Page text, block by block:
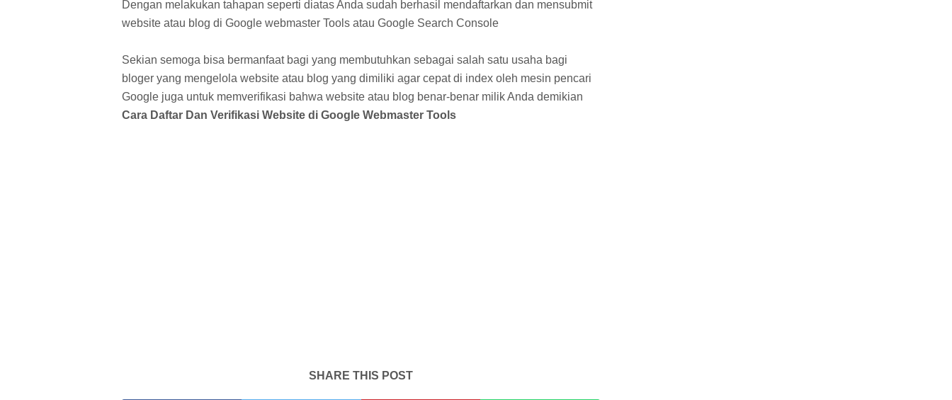
Dengan melakukan tahapan seperti diatas Anda sudah berhasil mendaftarkan dan mensubmit
website atau blog di Google webmaster Tools atau Google Search Console
Sekian semoga bisa bermanfaat bagi yang membutuhkan sebagai salah satu usaha bagi
bloger yang mengelola website atau blog yang dimiliki agar cepat di index oleh mesin pencari
Google juga untuk memverifikasi bahwa website atau blog benar-benar milik Anda demikian
Cara Daftar Dan Verifikasi Website di Google Webmaster Tools
SHARE THIS POST